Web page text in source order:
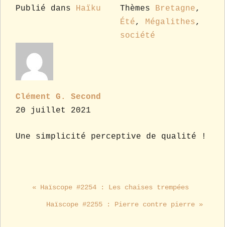
Publié dans Haïku Thèmes Bretagne,
Été, Mégalithes,
société
Clément G. Second
20 juillet 2021
Une simplicité perceptive de qualité !
« Haïscope #2254 : Les chaises trempées
Haïscope #2255 : Pierre contre pierre »